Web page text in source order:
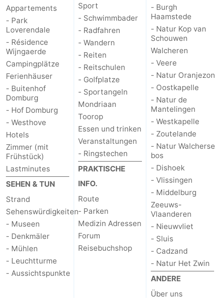
Appartements
- Park
Loverendale
- Résidence
Wijngaerde
Campingplätze
Ferienhäuser
- Buitenhof
Domburg
- Hof Domburg
- Westhove
Hotels
Zimmer (mit
Frühstück)
Lastminutes
SEHEN & TUN
Strand
Sehenswürdigkeiten
- Museen
- Denkmäler
- Mühlen
- Leuchtturme
- Aussichtspunkte
Sport
- Schwimmbader
- Radfahren
- Wandern
- Reiten
- Reitschulen
- Golfplatze
- Sportangeln
Mondriaan
Toorop
Essen und trinken
Veranstaltungen
- Ringstechen
PRAKTISCHE
INFO.
Route
- Parken
Medizin Adressen
Forum
Reisebuchshop
- Burgh
Haamstede
- Natur Kop van
Schouwen
Walcheren
- Veere
- Natur Oranjezon
- Oostkapelle
- Natur de
Mantelingen
- Westkapelle
- Zoutelande
- Natur Walcherse
bos
- Dishoek
- Vlissingen
- Middelburg
Zeeuws-
Vlaanderen
- Nieuwvliet
- Sluis
- Cadzand
- Natur Het Zwin
ANDERE
Über uns